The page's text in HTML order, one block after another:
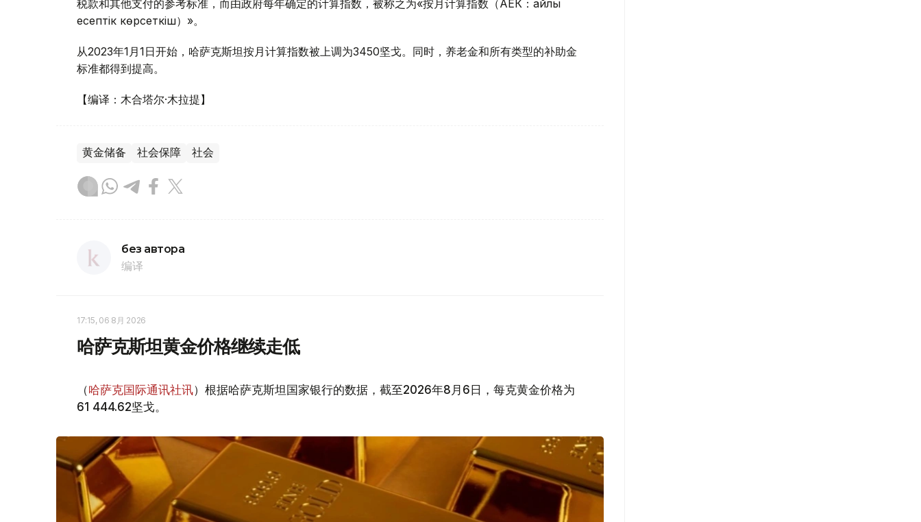
税款和其他支付的参考标准，而由政府每年确定的计算指数，被称之为«按月计算指数（АЕК：айлық
есептік көрсеткіш）»。
从2023年1月1日开始，哈萨克斯坦按月计算指数被上调为3450坚戈。同时，养老金和所有类型的补助金
标准都得到提高。
【编译：木合塔尔·木拉提】
黄金储备 社会保障 社会
без автора
编译
17:15, 06 8月 2026
哈萨克斯坦黄金价格继续走低
（哈萨克国际通讯社讯）根据哈萨克斯坦国家银行的数据，截至2026年8月6日，每克黄金价格为
61 444.62坚戈。